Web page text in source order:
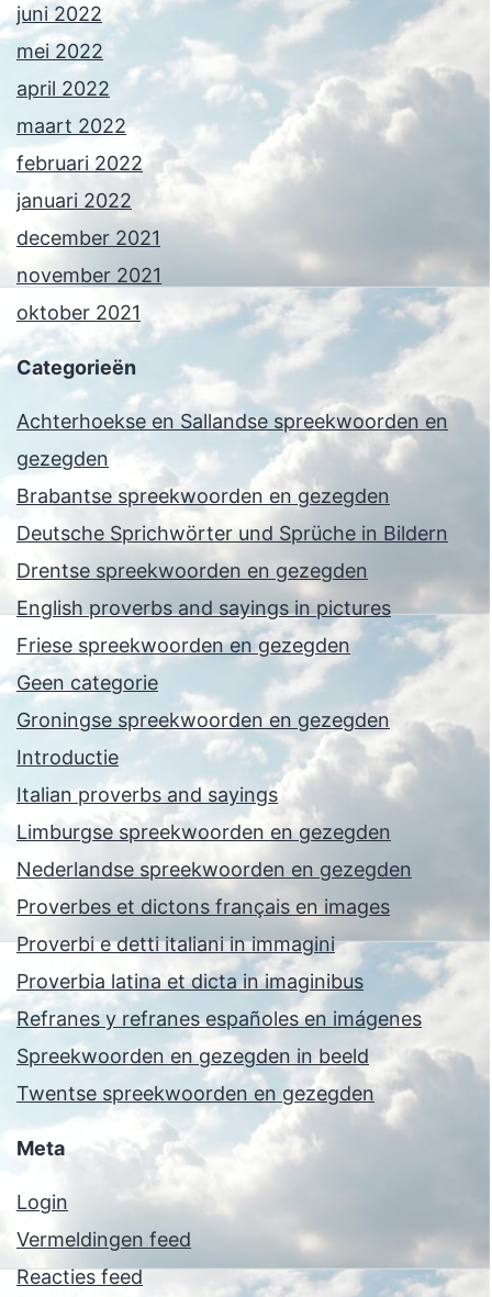
juni 2022
mei 2022
april 2022
maart 2022
februari 2022
januari 2022
december 2021
november 2021
oktober 2021
Categorieën
Achterhoekse en Sallandse spreekwoorden en
gezegden
Brabantse spreekwoorden en gezegden
Deutsche Sprichwörter und Sprüche in Bildern
Drentse spreekwoorden en gezegden
English proverbs and sayings in pictures
Friese spreekwoorden en gezegden
Geen categorie
Groningse spreekwoorden en gezegden
Introductie
Italian proverbs and sayings
Limburgse spreekwoorden en gezegden
Nederlandse spreekwoorden en gezegden
Proverbes et dictons français en images
Proverbi e detti italiani in immagini
Proverbia latina et dicta in imaginibus
Refranes y refranes españoles en imágenes
Spreekwoorden en gezegden in beeld
Twentse spreekwoorden en gezegden
Meta
Login
Vermeldingen feed
Reacties feed